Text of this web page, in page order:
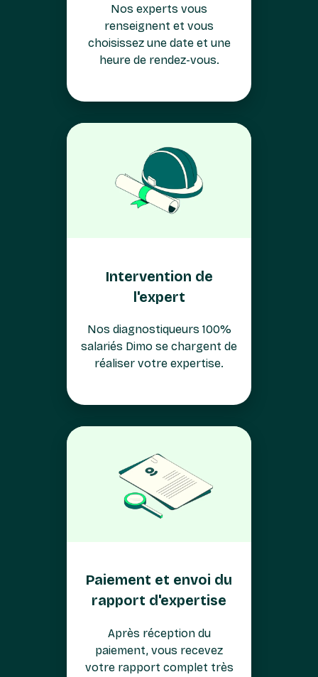
Nos experts vous
renseignent et vous
choisissez une date et une
heure de rendez-vous.
Intervention de
l'expert
Nos diagnostiqueurs 100%
salariés Dimo se chargent de
réaliser votre expertise.
Paiement et envoi du
rapport d'expertise
Après réception du
paiement, vous recevez
votre rapport complet très